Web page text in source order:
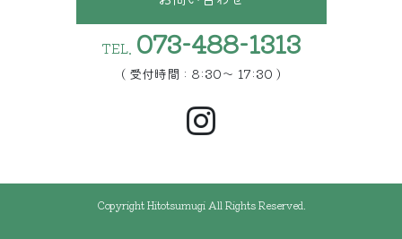
TEL. 073-488-1313
( 受付時間 : 8:30〜 17:30 )
Copyright Hitotsumugi All Rights Reserved.